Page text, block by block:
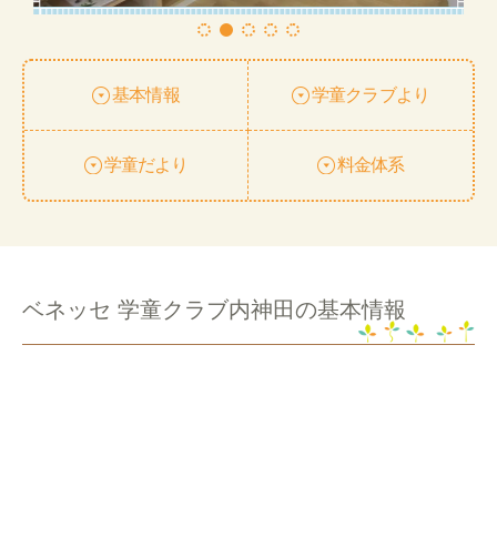
基本情報 学童クラブより
学童だより 料金体系
ベネッセ 学童クラブ内神田の基本情報